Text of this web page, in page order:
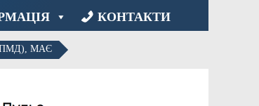
КОНТАКТИ
МАЄ